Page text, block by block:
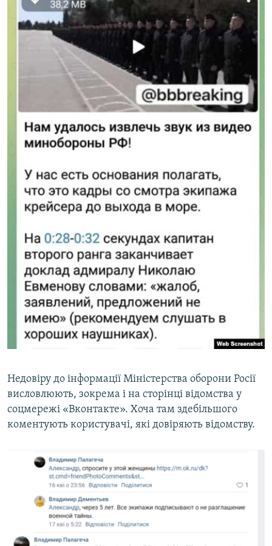
Недовіру до інформації Міністерства оборони Росії
висловлюють, зокрема і на сторінці відомства у
соцмережі «Вконтакте». Хоча там здебільшого
коментують користувачі, які довіряють відомству.